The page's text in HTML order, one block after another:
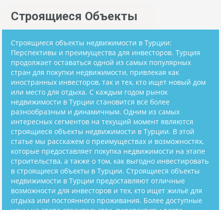
Строящиеся Объекты
Строящиеся объекты недвижимости в Турции:
Перспективы и преимущества для инвесторов. Турция
продолжает оставаться одной из самых популярных
стран для покупки недвижимости, привлекая как
иностранных инвесторов, так и тех, кто ищет новый дом
или место для отдыха. С каждым годом рынок
недвижимости в Турции становится всё более
разнообразным и динамичным. Одним из самых
интересных сегментов на текущий момент являются
строящиеся объекты недвижимости в Турции. В этой
статье мы расскажем о преимуществах и возможностях,
которые предоставляет покупка недвижимости на этапе
строительства, а также о том, как выгодно инвестировать
в строящиеся объекты в Турции. Строящиеся объекты
недвижимости в Турции предоставляют отличные
возможности для инвесторов и тех, кто ищет жильё для
отдыха или постоянного проживания. Более доступные